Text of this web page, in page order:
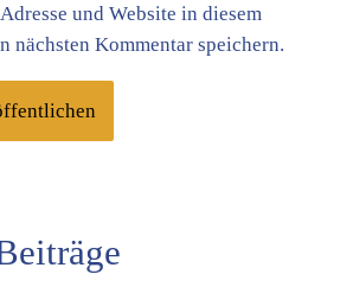
und Website in diesem
nächsten Kommentar speichern.